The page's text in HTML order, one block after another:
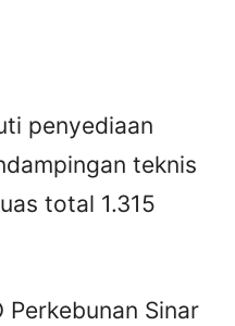
penyediaan
teknis
total 1.315
Perkebunan Sinar